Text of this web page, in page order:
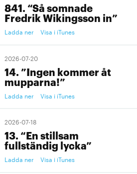
841. “Så somnade
Fredrik Wikingsson in”
Ladda ner Visa i iTunes
2026-07-20
14. ”Ingen kommer åt
mupparna!”
Ladda ner Visa i iTunes
2026-07-18
13. “En stillsam
fullständig lycka”
Ladda ner Visa i iTunes